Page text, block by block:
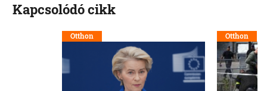
Kapcsolódó cikk
Otthon Otthon